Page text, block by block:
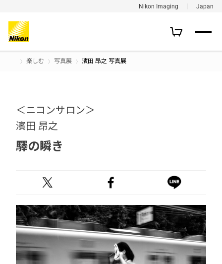
Nikon Imaging ｜ Japan
楽しむ 写真展 濱田 昂之 写真展
＜ニコンサロン＞
濱田 昂之
驛の瞬き